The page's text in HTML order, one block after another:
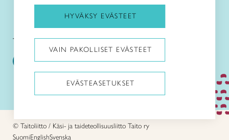
Taitoliitto: Taito-lehti:
© Taitoliitto / Käsi- ja taideteollisuusliitto Taito ry
SuomiEnglishSvenska
HYVÄKSY EVÄSTEET
VAIN PAKOLLISET EVÄSTEET
EVÄSTEASETUKSET